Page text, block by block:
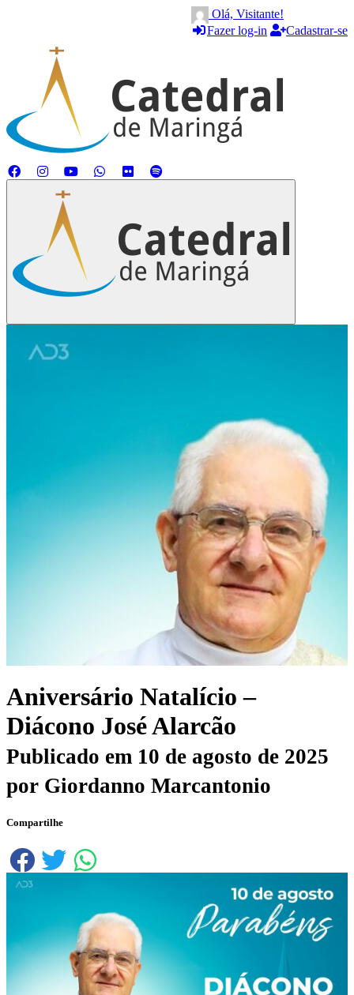
Olá, Visitante!
Fazer log-in
Cadastrar-se
Aniversário Natalício –
Diácono José Alarcão
Publicado em 10 de agosto de 2025
por Giordanno Marcantonio
Compartilhe